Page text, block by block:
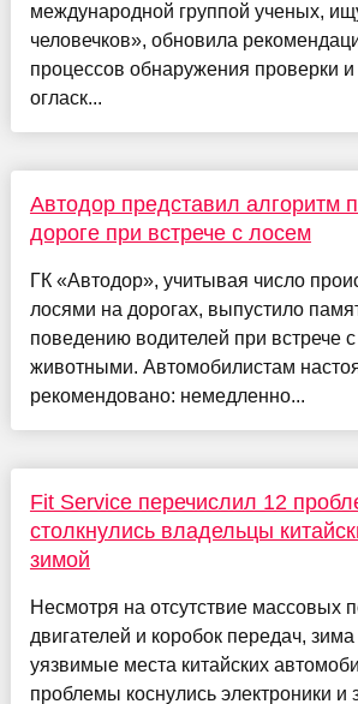
международной группой ученых,
человечков», обновила
процессов обнаружения проверки
огласк...
Автодор представил алгоритм
дороге при встрече с лосем
ГК «Автодор», учитывая число
лосями на дорогах, выпустило
поведению водителей при встрече
животными. Автомобилистам
рекомендовано: немедленно...
Fit Service перечислил 12
столкнулись владельцы
зимой
Несмотря на отсутствие массовых
двигателей и коробок передач,
уязвимые места китайских
проблемы коснулись электроники